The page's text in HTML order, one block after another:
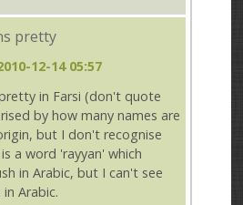
pretty
12-14 05:57
in Farsi (don't quote
by how many names are
but I don't recognise
a word 'rayyan' which
in Arabic, but I can't see
Arabic.